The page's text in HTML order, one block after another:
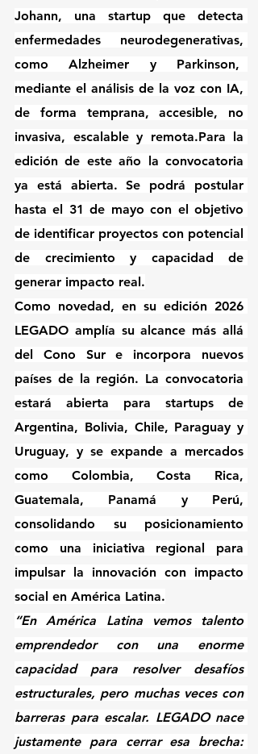
Johann, una startup que detecta
enfermedades neurodegenerativas,
como Alzheimer y Parkinson,
mediante el análisis de la voz con IA,
de forma temprana, accesible, no
invasiva, escalable y remota.Para la
edición de este año la convocatoria
ya está abierta. Se podrá postular
hasta el 31 de mayo con el objetivo
de identificar proyectos con potencial
de crecimiento y capacidad de
generar impacto real.
Como novedad, en su edición 2026
LEGADO amplía su alcance más allá
del Cono Sur e incorpora nuevos
países de la región. La convocatoria
estará abierta para startups de
Argentina, Bolivia, Chile, Paraguay y
Uruguay, y se expande a mercados
como Colombia, Costa Rica,
Guatemala, Panamá y Perú,
consolidando su posicionamiento
como una iniciativa regional para
impulsar la innovación con impacto
social en América Latina.
“En América Latina vemos talento
emprendedor con una enorme
capacidad para resolver desafíos
estructurales, pero muchas veces con
barreras para escalar. LEGADO nace
justamente para cerrar esa brecha: